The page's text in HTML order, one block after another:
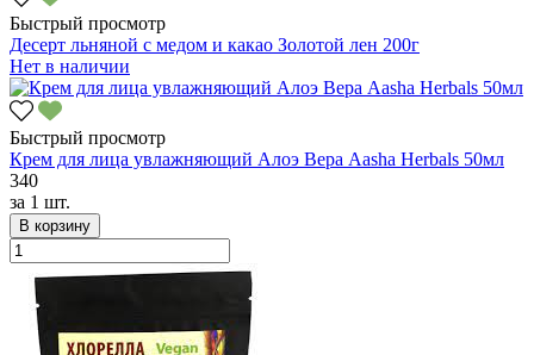
Быстрый просмотр
Десерт льняной с медом и какао Золотой лен 200г
Нет в наличии
Быстрый просмотр
Крем для лица увлажняющий Алоэ Вера Aasha Herbals 50мл
340
за 1 шт.
В корзину